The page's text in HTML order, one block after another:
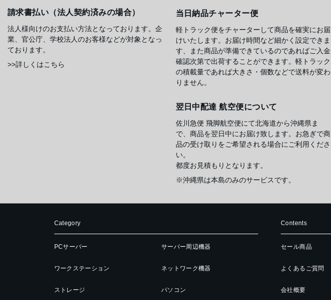
請求書払い（法人契約済みの場合）
法人様向けのお支払い方法となっております。企
業、官公庁、学校法人のお客様などが対象となっ
ております。
>>詳しくはこちら
当日納品チャーター便
軽トラック便をチャーターして商品を確実にお届
けいたします。お届け時間など細かく設定できま
す、また商品が準備できているのであればご入金
確認次第で出荷することができます。軽トラック
の積載量であれば大きさ・個数などで送料が変わ
りません。
翌日中配達 航空便について
佐川急便 飛脚航空便にて北海道から沖縄県ま
で、商品を翌日中にお届け致します。お急ぎで商
品の受け取りをご希望される場合にご利用くださ
い。
都度お見積もりとなります。
※沖縄県は本島のみのサービスです。
Category
PCサーバー
ワークステーション
ストレージ
サーバー周辺機器
ネットワーク機器
パソコン
Contents
セール商品
よくあるご質問
会社概要